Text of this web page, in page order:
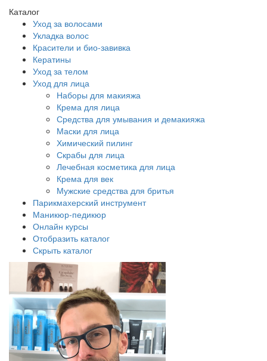
Каталог
Уход за волосами
Укладка волос
Красители и био-завивка
Кератины
Уход за телом
Уход для лица
Наборы для макияжа
Крема для лица
Средства для умывания и демакияжа
Маски для лица
Химический пилинг
Скрабы для лица
Лечебная косметика для лица
Крема для век
Мужские средства для бритья
Парикмахерский инструмент
Маникюр-педикюр
Онлайн курсы
Отобразить каталог
Скрыть каталог